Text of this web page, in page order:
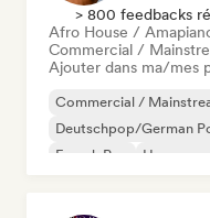
> 800 feedbacks
Afro House /
Commercial /
Ajouter dans ma/mes
Commercial /
Deutschpop/German
French Pop
House